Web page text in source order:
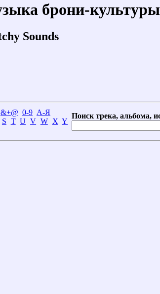
брони-культуры
Sounds
&+@ 0-9 А-Я
S T U V W X Y
Поиск трека, альбома,